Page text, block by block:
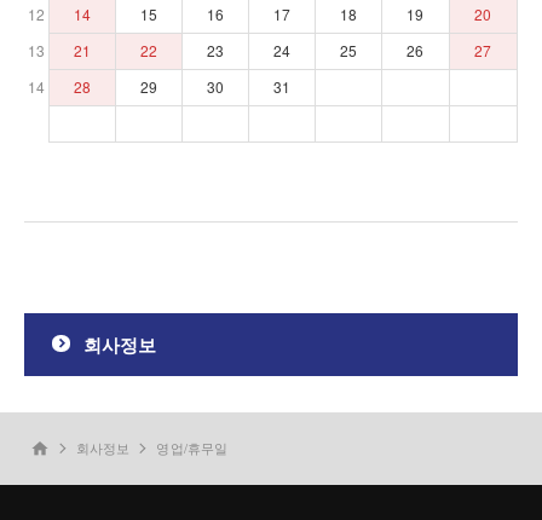
12
14 15 16 17 18 19
20
13
21 22 23 24 25 26
27
14
28 29 30 31
회사정보
home 회사정보 영업/휴무일